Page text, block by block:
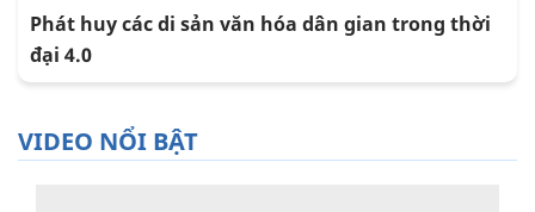
Phát huy các di sản văn hóa dân gian trong thời
đại 4.0
VIDEO NỔI BẬT